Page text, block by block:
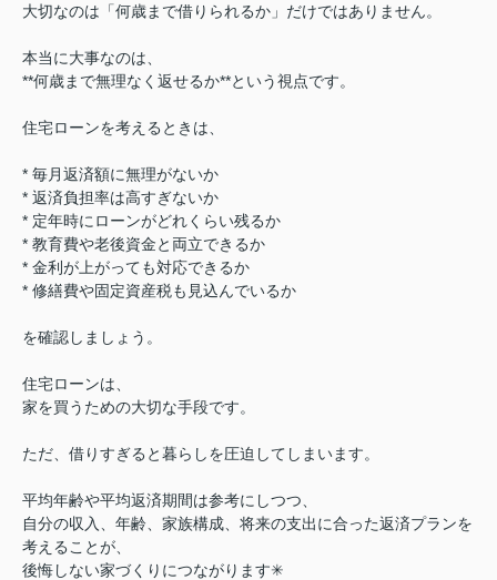
大切なのは「何歳まで借りられるか」だけではありません。
本当に大事なのは、
**何歳まで無理なく返せるか**という視点です。
住宅ローンを考えるときは、
* 毎月返済額に無理がないか
* 返済負担率は高すぎないか
* 定年時にローンがどれくらい残るか
* 教育費や老後資金と両立できるか
* 金利が上がっても対応できるか
* 修繕費や固定資産税も見込んでいるか
を確認しましょう。
住宅ローンは、
家を買うための大切な手段です。
ただ、借りすぎると暮らしを圧迫してしまいます。
平均年齢や平均返済期間は参考にしつつ、
自分の収入、年齢、家族構成、将来の支出に合った返済プランを
考えることが、
後悔しない家づくりにつながります✳︎